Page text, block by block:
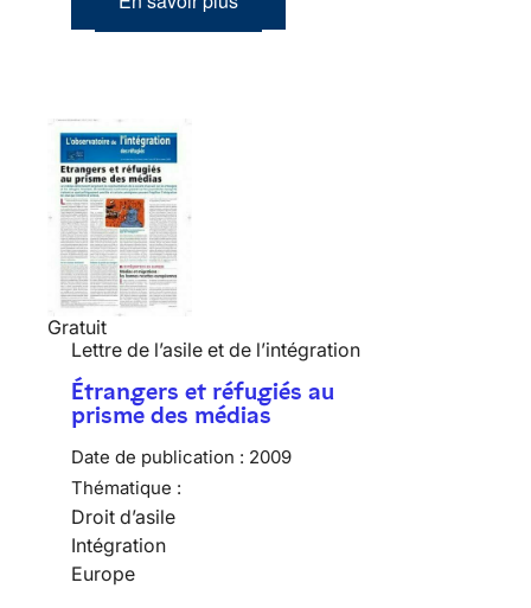
Gratuit
Lettre de l’asile et de l’intégration
Étrangers et réfugiés au
prisme des médias
Date de publication : 2009
Thématique :
Droit d’asile
Intégration
Europe